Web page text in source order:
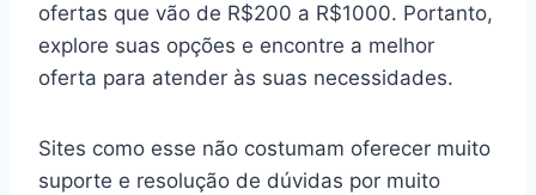
ofertas que vão de R$200 a R$1000. Portanto,
explore suas opções e encontre a melhor
oferta para atender às suas necessidades.
Sites como esse não costumam oferecer muito
suporte e resolução de dúvidas por muito